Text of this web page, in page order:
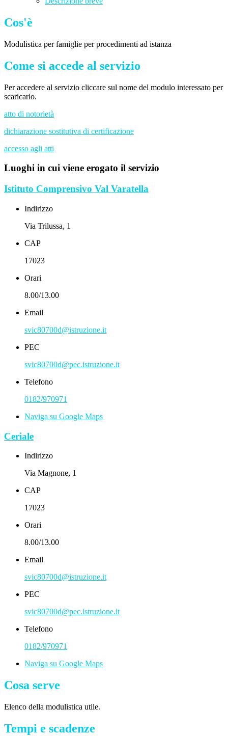
Cos'è
Modulistica per famiglie per procedimenti ad istanza
Come si accede al servizio
Per accedere al servizio cliccare sul nome del modulo interessato per
scaricarlo.
atto di notorietà
dichiarazione sostitutiva di certificazione
accesso agli atti
Luoghi in cui viene erogato il servizio
Istituto Comprensivo Val Varatella
Indirizzo
Via Trilussa, 1
CAP
17023
Orari
8.00/13.00
Email
svic80700d@istruzione.it
PEC
svic80700d@pec.istruzione.it
Telefono
0182/970971
Naviga su Google Maps
Ceriale
Indirizzo
Via Magnone, 1
CAP
17023
Orari
8.00/13.00
Email
svic80700d@istruzione.it
PEC
svic80700d@pec.istruzione.it
Telefono
0182/970971
Naviga su Google Maps
Cosa serve
Elenco della modulistica utile.
Tempi e scadenze